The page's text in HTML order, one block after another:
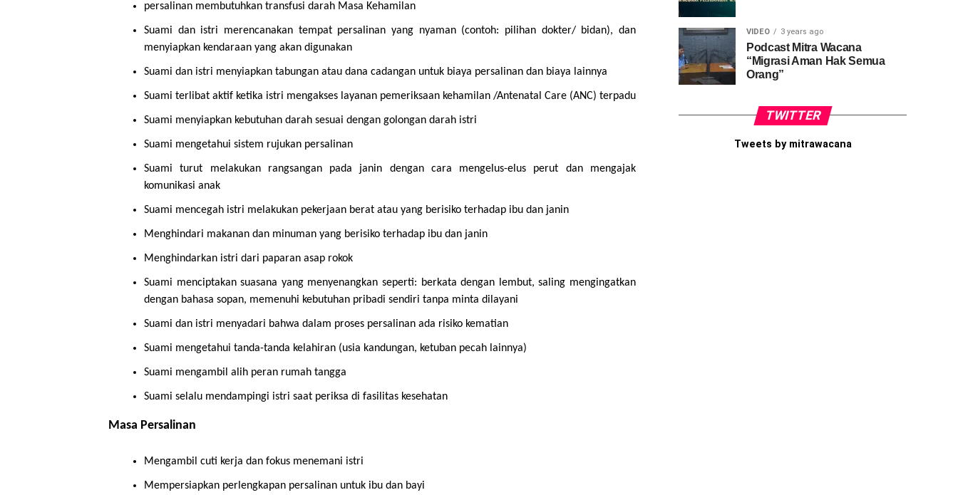
persalinan membutuhkan transfusi darah Masa Kehamilan
Suami dan istri merencanakan tempat persalinan yang nyaman (contoh: pilihan dokter/ bidan), dan
menyiapkan kendaraan yang akan digunakan
Suami dan istri menyiapkan tabungan atau dana cadangan untuk biaya persalinan dan biaya lainnya
Suami terlibat aktif ketika istri mengakses layanan pemeriksaan kehamilan /Antenatal Care (ANC) terpadu
Suami menyiapkan kebutuhan darah sesuai dengan golongan darah istri
Suami mengetahui sistem rujukan persalinan
Suami turut melakukan rangsangan pada janin dengan cara mengelus-elus perut dan mengajak
komunikasi anak
Suami mencegah istri melakukan pekerjaan berat atau yang berisiko terhadap ibu dan janin
Menghindari makanan dan minuman yang berisiko terhadap ibu dan janin
Menghindarkan istri dari paparan asap rokok
Suami menciptakan suasana yang menyenangkan seperti: berkata dengan lembut, saling mengingatkan
dengan bahasa sopan, memenuhi kebutuhan pribadi sendiri tanpa minta dilayani
Suami dan istri menyadari bahwa dalam proses persalinan ada risiko kematian
Suami mengetahui tanda-tanda kelahiran (usia kandungan, ketuban pecah lainnya)
Suami mengambil alih peran rumah tangga
Suami selalu mendampingi istri saat periksa di fasilitas kesehatan
Masa Persalinan
Mengambil cuti kerja dan fokus menemani istri
Mempersiapkan perlengkapan persalinan untuk ibu dan bayi
VIDEO 3 years ago
Podcast Mitra Wacana
“Migrasi Aman Hak Semua
Orang”
TWITTER
Tweets by mitrawacana